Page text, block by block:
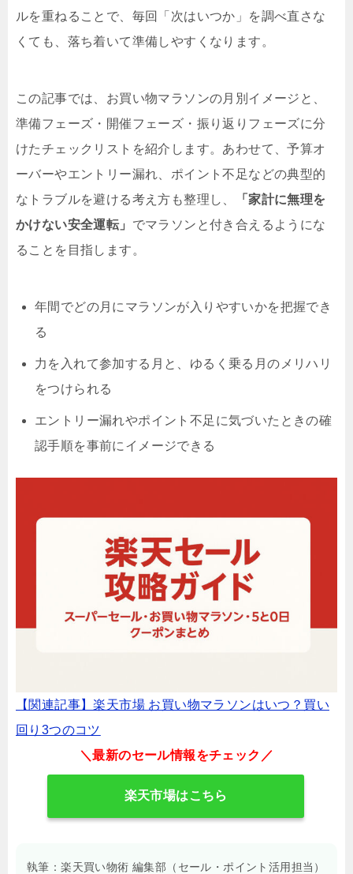
ルを重ねることで、毎回「次はいつか」を調べ直さな
くても、落ち着いて準備しやすくなります。
この記事では、お買い物マラソンの月別イメージと、
準備フェーズ・開催フェーズ・振り返りフェーズに分
けたチェックリストを紹介します。あわせて、予算オ
ーバーやエントリー漏れ、ポイント不足などの典型的
なトラブルを避ける考え方も整理し、
「家計に無理を
かけない安全運転」 でマラソンと付き合えるようにな
ることを目指します。
年間でどの月にマラソンが入りやすいかを把握でき
る
力を入れて参加する月と、ゆるく乗る月のメリハリ
をつけられる
エントリー漏れやポイント不足に気づいたときの確
認手順を事前にイメージできる
【関連記事】楽天市場 お買い物マラソンはいつ？買い
回り3つのコツ
＼最新のセール情報をチェック／
楽天市場はこちら
執筆：楽天買い物術 編集部（セール・ポイント活用担当）